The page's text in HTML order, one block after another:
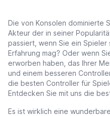
Die von Konsolen dominierte
Akteur der in seiner
passiert, wenn Sie ein
Erfahrung mag? Oder wenn
erworben haben, das Ihrer
und einem besseren
die besten Controller für
Entdecken Sie mit uns die
Es ist wirklich eine